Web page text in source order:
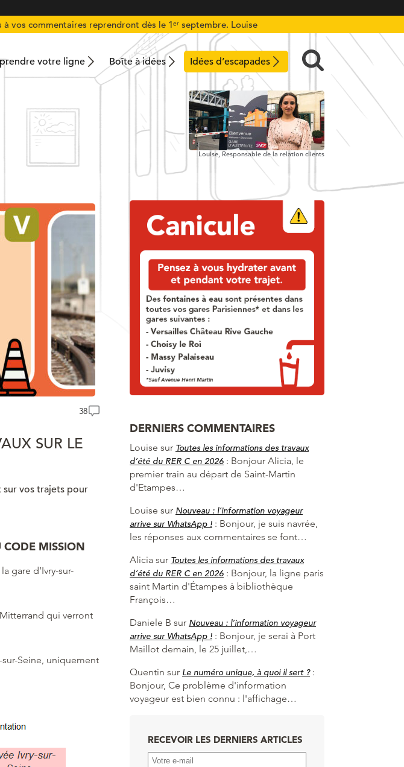
vos commentaires reprendront dès le 1ᵉʳ septembre. Louise
votre ligne Boîte à idées Idées d’escapades
Louise, Responsable de la relation clients
38
SUR LE
vos trajets pour
CODE MISSION
gare d’Ivry-sur-
qui verront
Seine, uniquement
DERNIERS COMMENTAIRES
Louise sur Toutes les informations des travaux
d’été du RER C en 2026 : Bonjour Alicia, le
premier train au départ de Saint-Martin
d'Etampes…
Louise sur Nouveau : l’information voyageur
arrive sur WhatsApp ! : Bonjour, je suis navrée,
les réponses aux commentaires se font…
Alicia sur Toutes les informations des travaux
d’été du RER C en 2026 : Bonjour, la ligne paris
saint Martin d'Étampes à bibliothèque
François…
Daniele B sur Nouveau : l’information voyageur
arrive sur WhatsApp ! : Bonjour, je serai à Port
Maillot demain, le 25 juillet,…
Quentin sur Le numéro unique, à quoi il sert ?:
Bonjour, Ce problème d'information
voyageur est bien connu : l'affichage…
RECEVOIR LES DERNIERS ARTICLES